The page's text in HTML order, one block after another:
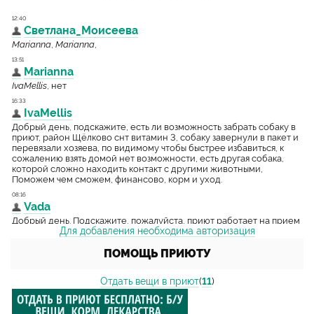
Для добавления необходима авторизация
ПОМОЩЬ ПРИЮТУ
Отдать вещи в приют(11)